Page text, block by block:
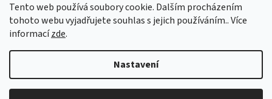
Tento web používá soubory cookie. Dalším procházením
tohoto webu vyjadřujete souhlas s jejich používáním.. Více
informacízde.
Nastavení
Vytvořil Shoptet